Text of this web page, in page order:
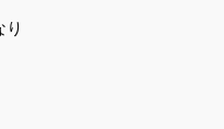
り